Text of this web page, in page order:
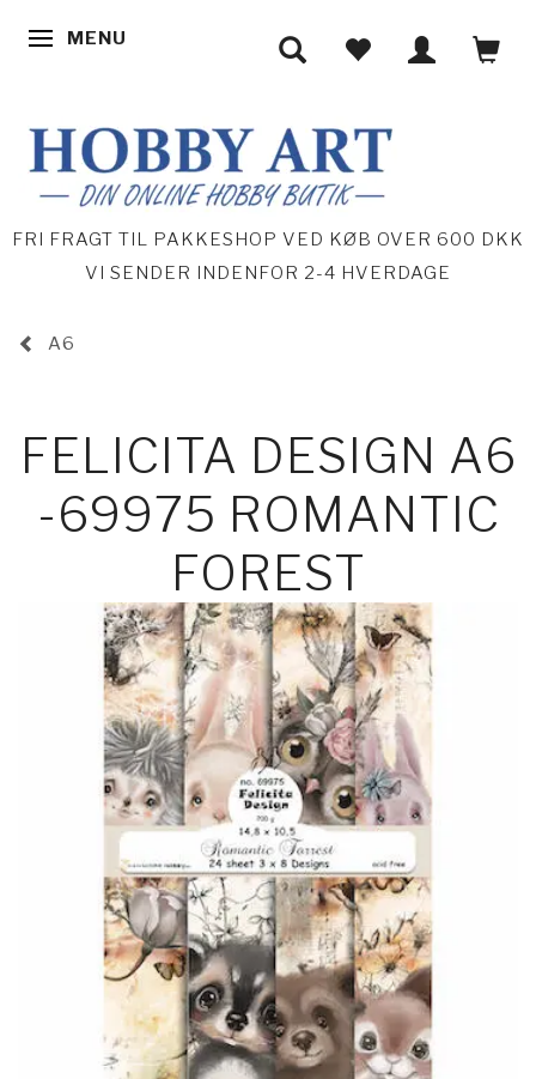
SKIFTE NAVIGATION
MENU
FRI FRAGT TIL PAKKESHOP VED KØB OVER 600 DKK
VI SENDER INDENFOR 2-4 HVERDAGE
A6
FELICITA DESIGN A6
-69975 ROMANTIC
FOREST